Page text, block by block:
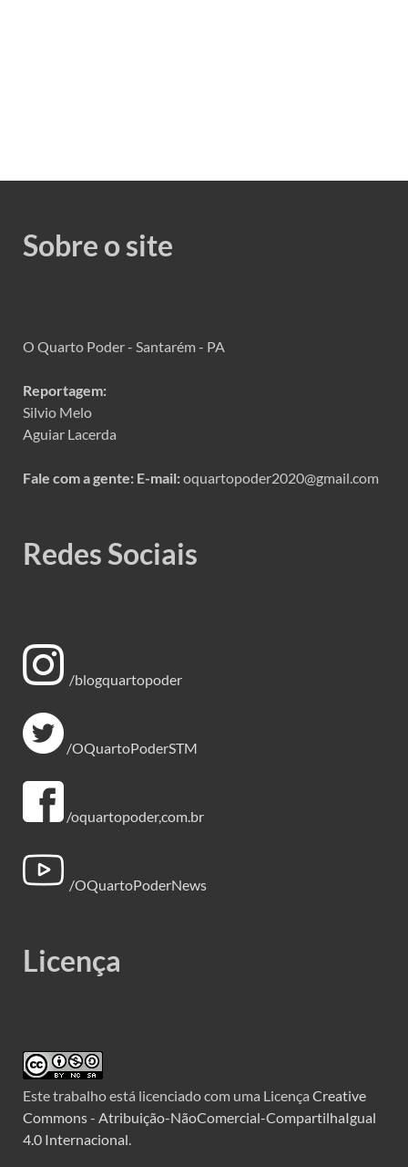
Sobre o site
O Quarto Poder - Santarém - PA
Reportagem:
Silvio Melo
Aguiar Lacerda
Fale com a gente: E-mail:oquartopoder2020@gmail.com
Redes Sociais
/blogquartopoder
/OQuartoPoderSTM
/oquartopoder,com.br
/OQuartoPoderNews
Licença
Este trabalho está licenciado com uma Licença Creative
Commons - Atribuição-NãoComercial-CompartilhaIgual
4.0 Internacional